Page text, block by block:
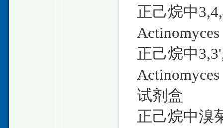
正己烷中
正己烷中
试剂盒
正己烷中溴